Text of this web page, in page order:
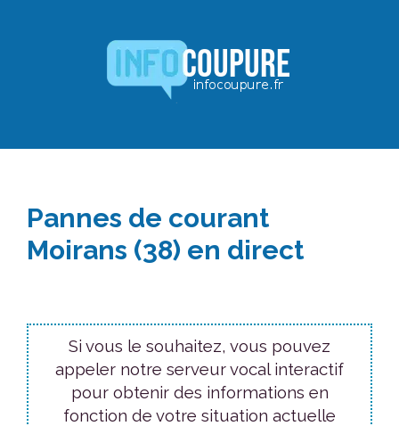
Pannes de courant
Moirans (38) en direct
Si vous le souhaitez, vous pouvez
appeler notre serveur vocal interactif
pour obtenir des informations en
fonction de votre situation actuelle